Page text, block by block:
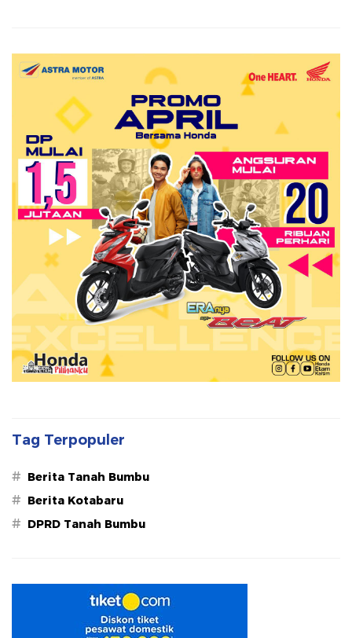
Tag Terpopuler
# Berita Tanah Bumbu
# Berita Kotabaru
# DPRD Tanah Bumbu